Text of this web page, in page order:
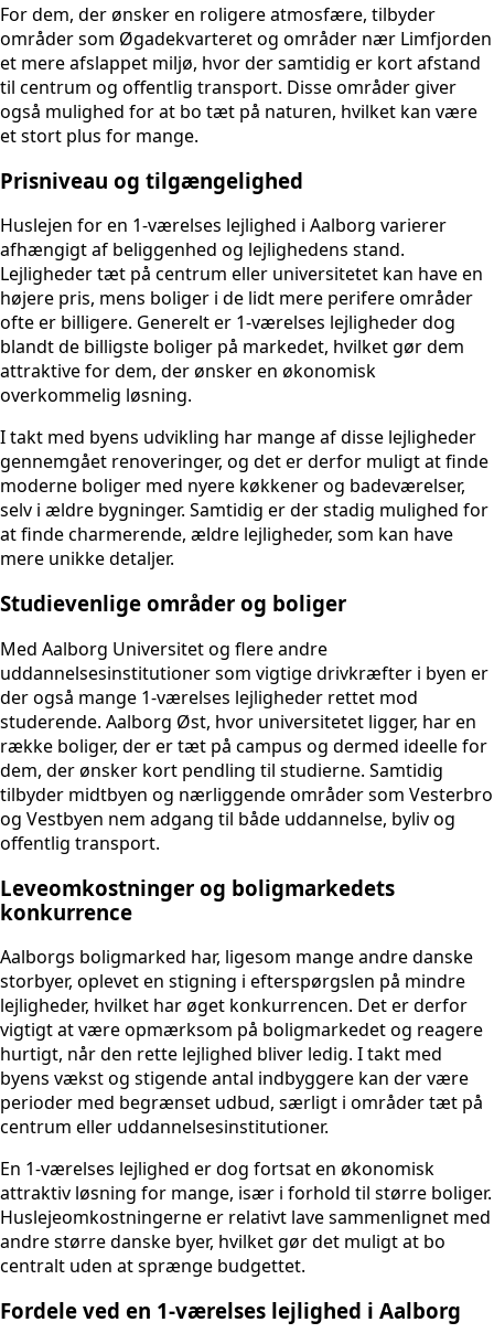
For dem, der ønsker en roligere atmosfære, tilbyder
områder som Øgadekvarteret og områder nær Limfjorden
et mere afslappet miljø, hvor der samtidig er kort afstand
til centrum og offentlig transport. Disse områder giver
også mulighed for at bo tæt på naturen, hvilket kan være
et stort plus for mange.
Prisniveau og tilgængelighed
Huslejen for en 1-værelses lejlighed i Aalborg varierer
afhængigt af beliggenhed og lejlighedens stand.
Lejligheder tæt på centrum eller universitetet kan have en
højere pris, mens boliger i de lidt mere perifere områder
ofte er billigere. Generelt er 1-værelses lejligheder dog
blandt de billigste boliger på markedet, hvilket gør dem
attraktive for dem, der ønsker en økonomisk
overkommelig løsning.
I takt med byens udvikling har mange af disse lejligheder
gennemgået renoveringer, og det er derfor muligt at finde
moderne boliger med nyere køkkener og badeværelser,
selv i ældre bygninger. Samtidig er der stadig mulighed for
at finde charmerende, ældre lejligheder, som kan have
mere unikke detaljer.
Studievenlige områder og boliger
Med Aalborg Universitet og flere andre
uddannelsesinstitutioner som vigtige drivkræfter i byen er
der også mange 1-værelses lejligheder rettet mod
studerende. Aalborg Øst, hvor universitetet ligger, har en
række boliger, der er tæt på campus og dermed ideelle for
dem, der ønsker kort pendling til studierne. Samtidig
tilbyder midtbyen og nærliggende områder som Vesterbro
og Vestbyen nem adgang til både uddannelse, byliv og
offentlig transport.
Leveomkostninger og boligmarkedets
konkurrence
Aalborgs boligmarked har, ligesom mange andre danske
storbyer, oplevet en stigning i efterspørgslen på mindre
lejligheder, hvilket har øget konkurrencen. Det er derfor
vigtigt at være opmærksom på boligmarkedet og reagere
hurtigt, når den rette lejlighed bliver ledig. I takt med
byens vækst og stigende antal indbyggere kan der være
perioder med begrænset udbud, særligt i områder tæt på
centrum eller uddannelsesinstitutioner.
En 1-værelses lejlighed er dog fortsat en økonomisk
attraktiv løsning for mange, især i forhold til større boliger.
Huslejeomkostningerne er relativt lave sammenlignet med
andre større danske byer, hvilket gør det muligt at bo
centralt uden at sprænge budgettet.
Fordele ved en 1-værelses lejlighed i Aalborg